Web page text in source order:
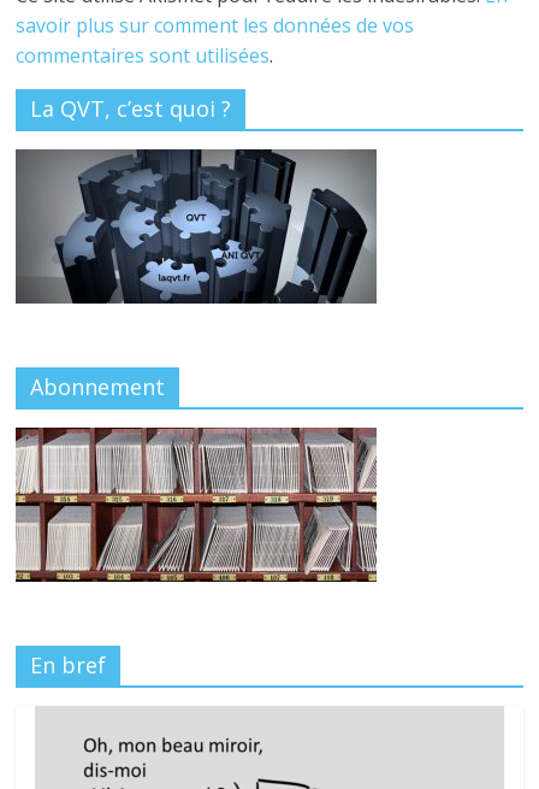
savoir plus sur comment les données de vos
commentaires sont utilisées.
La QVT, c’est quoi ?
Abonnement
En bref